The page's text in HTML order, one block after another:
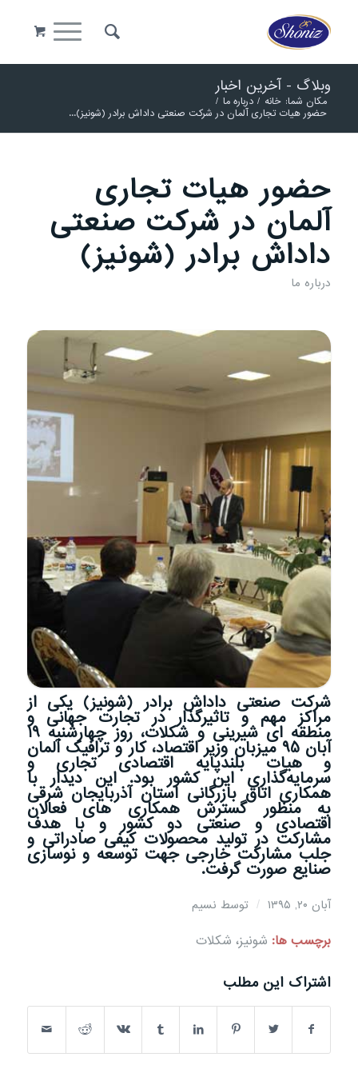
وبلاگ - آخرین اخبار
مکان شما: خانه / درباره ما /
حضور هیات تجاری آلمان در شرکت صنعتی داداش برادر (شونیز)...
حضور هیات تجاری
آلمان در شرکت صنعتی
داداش برادر (شونیز)
درباره ما
شرکت صنعتی داداش برادر (شونیز) یکی از
مراکز مهم و تاثیرگذار در تجارت جهانی و
منطقه ای شیرینی و شکلات، روز چهارشنبه 19
آبان 95 میزبان وزیر اقتصاد، کار و ترافیک آلمان
و هیات بلند‌پایه اقتصادی تجاری و
سرمایه‌گذاری این کشور بود. این دیدار با
همکاری اتاق بازرگانی استان آذربایجان شرقی
به منظور گسترش همکاری های فعالان
اقتصادی و صنعتی دو کشور و با هدف
مشارکت در تولید محصولات کیفی صادراتی و
جلب مشارکت خارجی جهت توسعه و نوسازی
صنایع صورت گرفت.
آبان ۲۰, ۱۳۹۵ / توسط نسیم
برچسب ها: شونیز، شکلات
اشتراک این مطلب